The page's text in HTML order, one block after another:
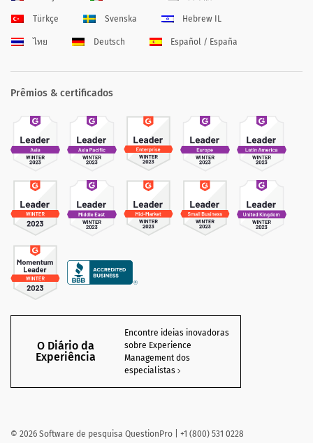
Türkçe Svenska Hebrew IL
ไทย Deutsch Español / España
Prêmios & certificados
O Diário da
Experiência
Encontre ideias inovadoras
sobre Experience
Management dos
especialistas
© 2026 Software de pesquisa QuestionPro | +1 (800) 531 0228